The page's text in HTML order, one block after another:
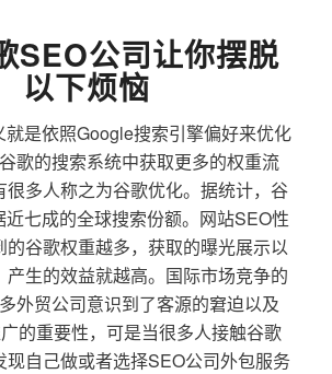
SEO公司让你摆脱
以下烦恼
是依照Google搜索引擎偏好来优化
歌的搜索系统中获取更多的权重流
很多人称之为谷歌优化。据统计，谷
七成的全球搜索份额。网站SEO性
的谷歌权重越多，获取的曝光展示以
产生的效益就越高。国际市场竞争的
外贸公司意识到了客源的窘迫以及
的重要性，可是当很多人接触谷歌
现自己做或者选择SEO公司外包服务